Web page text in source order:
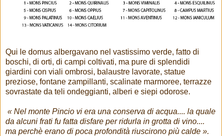
Qui le domus albergavano nel vastissimo verde, fatto di
boschi, di orti, di campi coltivati, ma pure di splendidi
giardini con viali ombrosi, balaustre lavorate, statue
preziose, fontane zampillanti, scalinate marmoree, terrazze
sovrastate da teli ondeggianti, alberi e siepi odorose.
« Nel monte Pincio vi era una conserva di acqua.... la quale
da alcuni frati fu fatta disfare per ridurla in grotta di vino....
ma perchè erano di poca profondità riuscirono più calde ».